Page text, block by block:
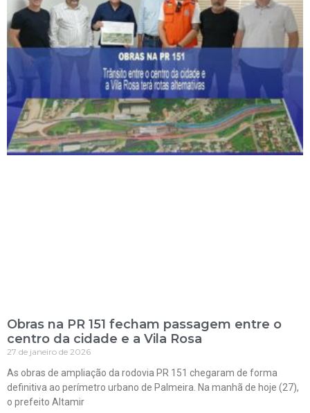
Obras na PR 151 fecham passagem entre o
centro da cidade e a Vila Rosa
27 de janeiro de 2026
As obras de ampliação da rodovia PR 151 chegaram de forma
definitiva ao perímetro urbano de Palmeira. Na manhã de hoje (27),
o prefeito Altamir